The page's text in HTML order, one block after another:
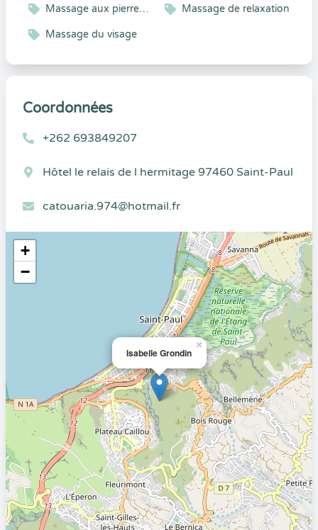
Massage aux pierres chaudes Massage de relaxation
Massage du visage
Coordonnées
+262 693849207
Hôtel le relais de l hermitage 97460 Saint-Paul
catouaria.974@hotmail.fr
Isabelle Grondin
×
+
−